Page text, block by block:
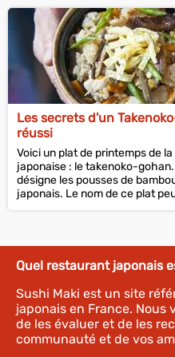
Les secrets d'un
réussi
Voici un plat de printemps de
japonaise : le takenoko-
désigne les pousses de
japonais. Le nom de ce plat
traduit en...
Quel restaurant japonais
Sushi Maki est un site
japonais en France. Nous
de les évaluer et de les
communauté et de vos